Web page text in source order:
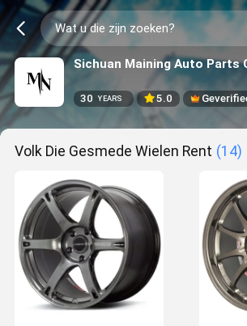
Sichuan Maining Auto Parts
30 YEARS 5.0
Volk Die Gesmede Wielen Rent (14)